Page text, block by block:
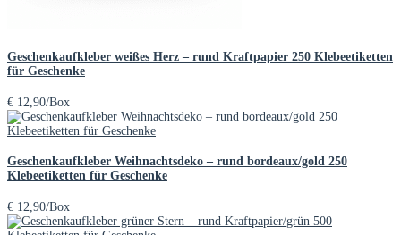
Geschenkaufkleber weißes Herz – rund Kraftpapier 250 Klebeetiketten
für Geschenke
€ 12,90/Box
Geschenkaufkleber Weihnachtsdeko – rund bordeaux/gold 250
Klebeetiketten für Geschenke
€ 12,90/Box